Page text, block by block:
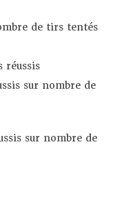
de tirs tentés
réussis
sur nombre de
sur nombre de